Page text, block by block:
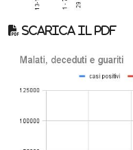
Scarica il pdf